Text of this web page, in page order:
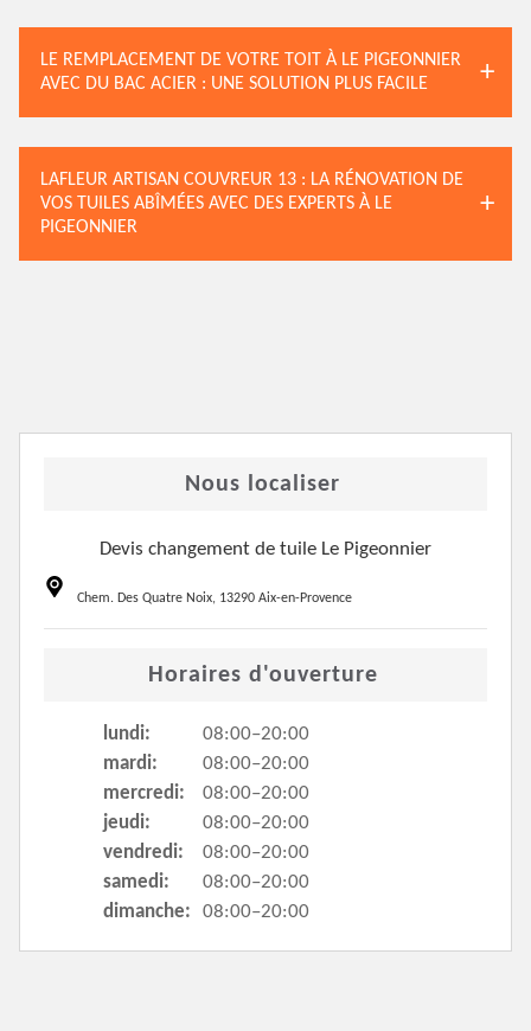
LE REMPLACEMENT DE VOTRE TOIT À LE PIGEONNIER
AVEC DU BAC ACIER : UNE SOLUTION PLUS FACILE
LAFLEUR ARTISAN COUVREUR 13 : LA RÉNOVATION DE
VOS TUILES ABÎMÉES AVEC DES EXPERTS À LE
PIGEONNIER
Nous localiser
Devis changement de tuile Le Pigeonnier
Chem. Des Quatre Noix, 13290 Aix-en-Provence
Horaires d'ouverture
lundi:
08:00–20:00
mardi:
08:00–20:00
mercredi:
08:00–20:00
jeudi:
08:00–20:00
vendredi:
08:00–20:00
samedi:
08:00–20:00
dimanche:
08:00–20:00